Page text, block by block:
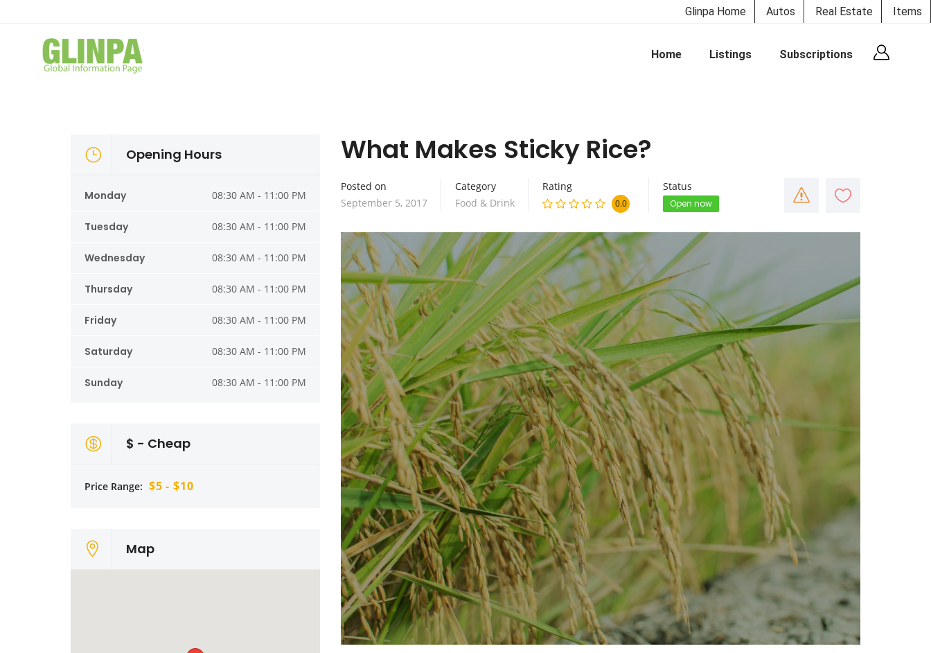
Glinpa Home Autos Real Estate Items
Home Listings Subscriptions
What Makes Sticky Rice?
Posted on
September 5, 2017
Category
Food & Drink
Rating
0.0
Status
Open now
Opening Hours
Monday 08:30 AM - 11:00 PM
Tuesday 08:30 AM - 11:00 PM
Wednesday 08:30 AM - 11:00 PM
Thursday 08:30 AM - 11:00 PM
Friday 08:30 AM - 11:00 PM
Saturday 08:30 AM - 11:00 PM
Sunday 08:30 AM - 11:00 PM
$ - Cheap
Price Range: $5 - $10
Map